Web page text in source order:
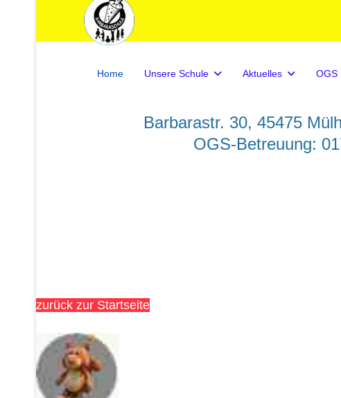
Home Unsere Schule Aktuelles OGS
Barbarastr. 30, 45475
OGS-Betreuung:
zurück zur Startseite